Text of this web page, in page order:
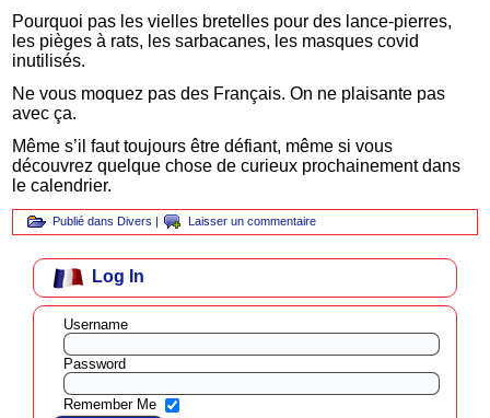
Pourquoi pas les vielles bretelles pour des lance-pierres,
les pièges à rats, les sarbacanes, les masques covid
inutilisés.
Ne vous moquez pas des Français. On ne plaisante pas
avec ça.
Même s’il faut toujours être défiant, même si vous
découvrez quelque chose de curieux prochainement dans
le calendrier.
Publié dans Divers | Laisser un commentaire
Log In
Username
Password
Remember Me